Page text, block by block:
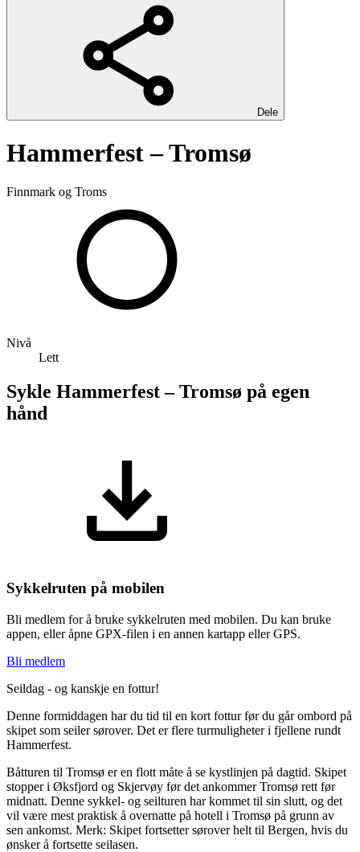
Dele
Hammerfest – Tromsø
Finnmark og Troms
Nivå
Lett
Sykle Hammerfest – Tromsø på egen
hånd
Sykkelruten på mobilen
Bli medlem for å bruke sykkelruten med mobilen. Du kan bruke
appen, eller åpne GPX-filen i en annen kartapp eller GPS.
Bli medlem
Seildag - og kanskje en fottur!
Denne formiddagen har du tid til en kort fottur før du går ombord på
skipet som seiler sørover. Det er flere turmuligheter i fjellene rundt
Hammerfest.
Båtturen til Tromsø er en flott måte å se kystlinjen på dagtid. Skipet
stopper i Øksfjord og Skjervøy før det ankommer Tromsø rett før
midnatt. Denne sykkel- og seilturen har kommet til sin slutt, og det
vil være mest praktisk å overnatte på hotell i Tromsø på grunn av
sen ankomst. Merk: Skipet fortsetter sørover helt til Bergen, hvis du
ønsker å fortsette seilasen.